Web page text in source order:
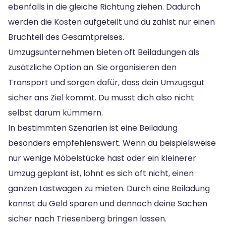
ebenfalls in die gleiche Richtung ziehen. Dadurch
werden die Kosten aufgeteilt und du zahlst nur einen
Bruchteil des Gesamtpreises.
Umzugsunternehmen bieten oft Beiladungen als
zusätzliche Option an. Sie organisieren den
Transport und sorgen dafür, dass dein Umzugsgut
sicher ans Ziel kommt. Du musst dich also nicht
selbst darum kümmern.
In bestimmten Szenarien ist eine Beiladung
besonders empfehlenswert. Wenn du beispielsweise
nur wenige Möbelstücke hast oder ein kleinerer
Umzug geplant ist, lohnt es sich oft nicht, einen
ganzen Lastwagen zu mieten. Durch eine Beiladung
kannst du Geld sparen und dennoch deine Sachen
sicher nach Triesenberg bringen lassen.